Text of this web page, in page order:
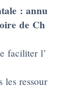
: annu
de Ch
faciliter l’
les ressour